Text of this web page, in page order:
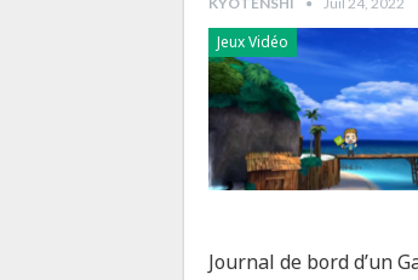
Jeux Vidéo
Journal de bord d’un